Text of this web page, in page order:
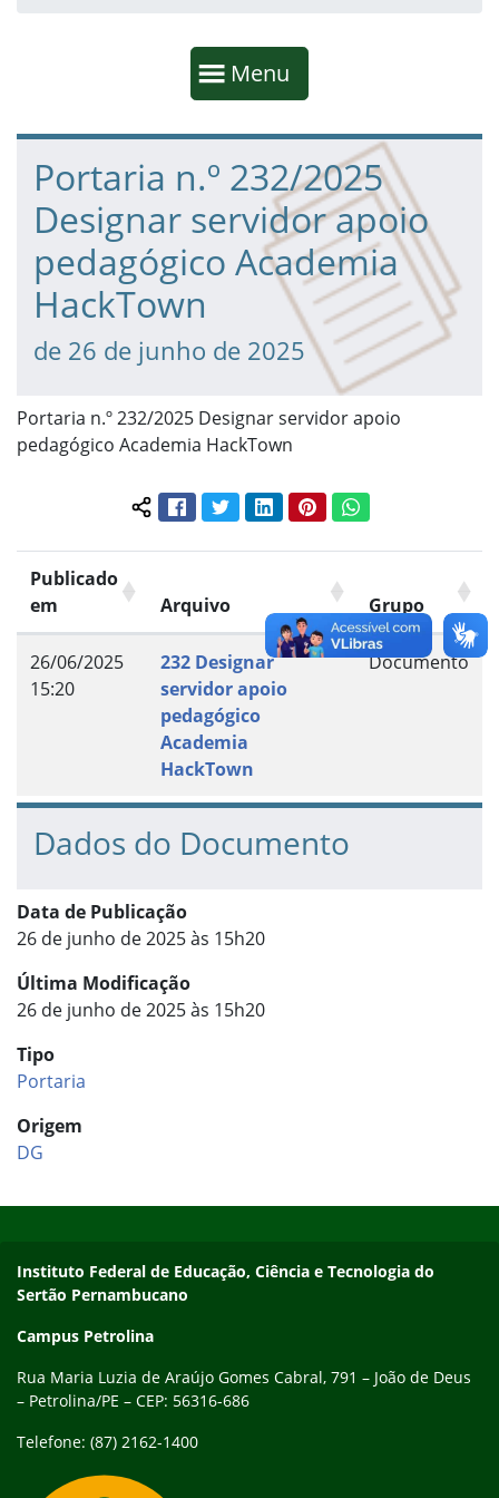
Mostrar
Menu
Fim da navegação
Início do conteúdo
Portaria n.º 232/2025
Designar servidor apoio
pedagógico Academia
HackTown
de 26 de junho de 2025
Portaria n.º 232/2025 Designar servidor apoio
pedagógico Academia HackTown
Compartilhar conteúdo:
FacebookTwitterLinkedInPinterestWhatsApp
Publicado
em
Arquivo Grupo
26/06/2025
15:20
232 Designar
servidor apoio
pedagógico
Academia
HackTown
Documento
Dados do Documento
Data de Publicação
26 de junho de 2025 às 15h20
Última Modificação
26 de junho de 2025 às 15h20
Tipo
Portaria
Origem
DG
Endereço
Instituto Federal de Educação, Ciência e Tecnologia do
Sertão Pernambucano
Campus Petrolina
Rua Maria Luzia de Araújo Gomes Cabral, 791 – João de Deus
– Petrolina/PE – CEP: 56316-686
Telefone: (87) 2162-1400